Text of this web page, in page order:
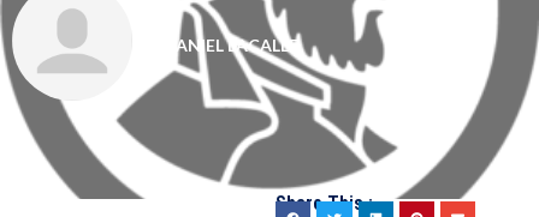
DANIEL LACALLE
Share This :